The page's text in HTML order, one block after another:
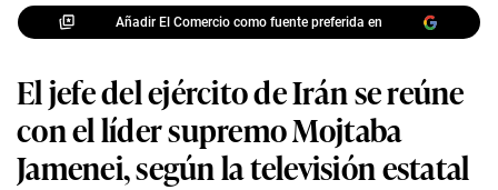
Añadir El Comercio como fuente preferida en
El jefe del ejército de Irán se reúne
con el líder supremo Mojtaba
Jamenei, según la televisión estatal